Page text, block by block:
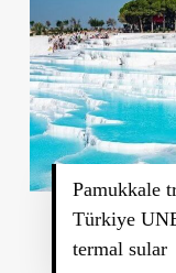
Pamukkale
Türkiye
termal sular